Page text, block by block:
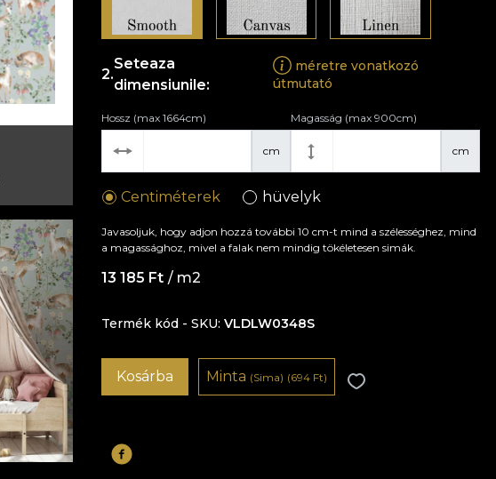
Seteaza
dimensiunile:
méretre vonatkozó
útmutató
cm
Hossz (max 1664cm)
cm
Magasság (max 900cm)
Centiméterek hüvelyk
Javasoljuk, hogy adjon hozzá további 10 cm-t mind a szélességhez, mind
a magassághoz, mivel a falak nem mindig tökéletesen simák.
13 185 Ft / m2
Termék kód - SKU VLDLW0348S
Kosárba Minta (Sima) (694 Ft)